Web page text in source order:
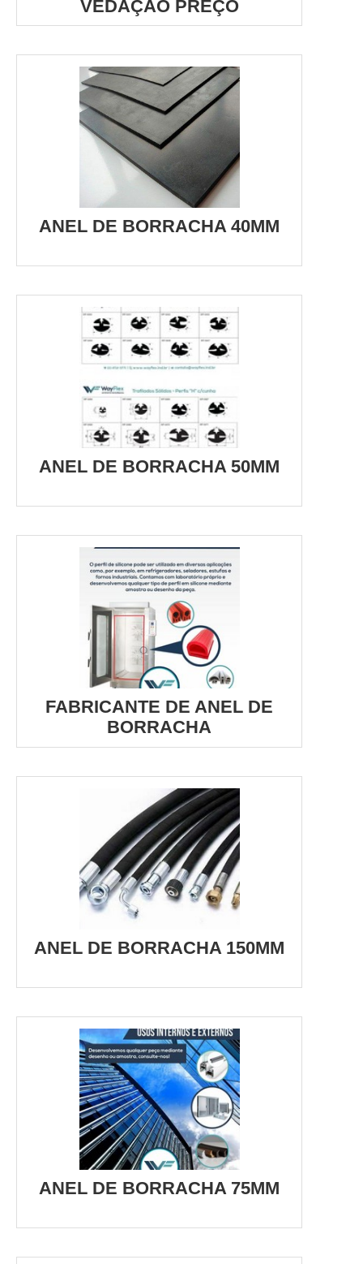
VEDAÇÃO PREÇO
ANEL DE BORRACHA 40MM
ANEL DE BORRACHA 50MM
FABRICANTE DE ANEL DE
BORRACHA
ANEL DE BORRACHA 150MM
ANEL DE BORRACHA 75MM